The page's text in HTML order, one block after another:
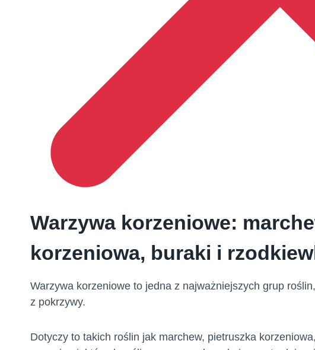
Warzywa korzeniowe:
korzeniowa, buraki i
Warzywa korzeniowe to jedna z najważniejszych grup
z pokrzywy.
Dotyczy to takich roślin jak marchew, pietruszka